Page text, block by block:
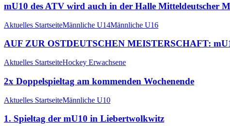
mU10 des ATV wird auch in der Halle Mitteldeutscher
Aktuelles StartseiteMännliche U14Männliche U16
AUF ZUR OSTDEUTSCHEN MEISTERSCHAFT:
Aktuelles StartseiteHockey Erwachsene
2x Doppelspieltag am kommenden Wochenende
Aktuelles StartseiteMännliche U10
1. Spieltag der mU10 in Liebertwolkwitz